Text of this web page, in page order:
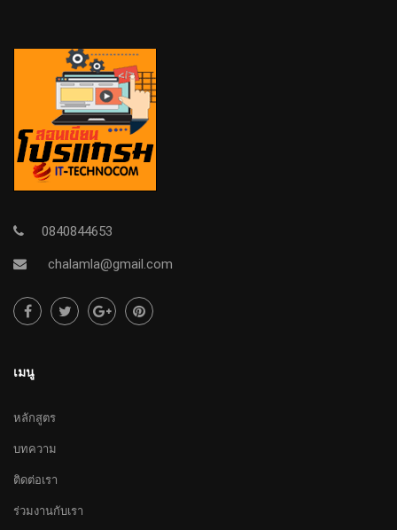
0840844653
chalamla@gmail.com
เมนู
หลักสูตร
บทความ
ติดต่อเรา
ร่วมงานกับเรา